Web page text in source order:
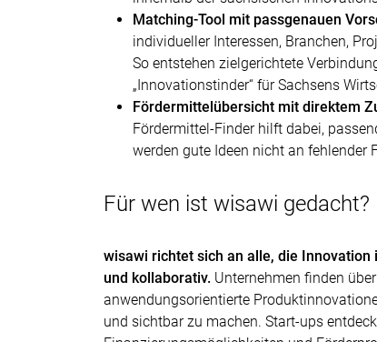
Matching-Tool mit passgenauen
individueller Interessen, Branchen,
So entstehen zielgerichtete
„Innovationstinder“ für Sachsens
Fördermittelübersicht mit direktem
Fördermittel-Finder hilft dabei,
werden gute Ideen nicht an fehlender
Für wen ist wisawi gedacht?
wisawi richtet sich an alle, die
und kollaborativ. Unternehmen finden
anwendungsorientierte
und sichtbar zu machen. Start-ups